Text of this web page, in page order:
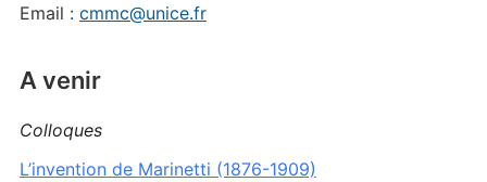
Email : cmmc@unice.fr
A venir
Colloques
L’invention de Marinetti (1876-1909)